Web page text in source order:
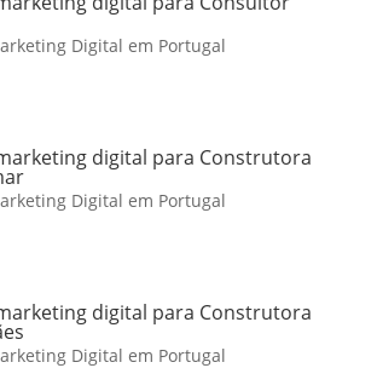
Digital em Portugal
digital para Construtora
Digital em Portugal
digital para Construtora
Digital em Portugal